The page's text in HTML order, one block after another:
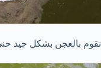
نقوم بالعجن بشكل جيد